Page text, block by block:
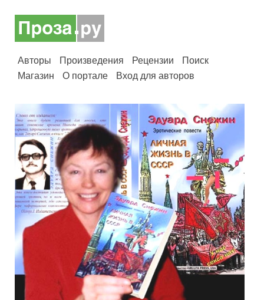
Авторы Произведения Рецензии
Поиск
Магазин
О портале Вход для авторов